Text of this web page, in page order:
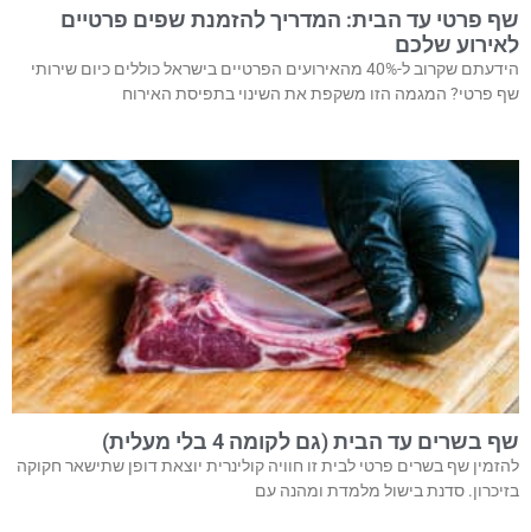
שף פרטי עד הבית: המדריך להזמנת שפים פרטיים
לאירוע שלכם
הידעתם שקרוב ל-40% מהאירועים הפרטיים בישראל כוללים כיום שירותי
שף פרטי? המגמה הזו משקפת את השינוי בתפיסת האירוח
שף בשרים עד הבית (גם לקומה 4 בלי מעלית)
להזמין שף בשרים פרטי לבית זו חוויה קולינרית יוצאת דופן שתישאר חקוקה
בזיכרון. סדנת בישול מלמדת ומהנה עם